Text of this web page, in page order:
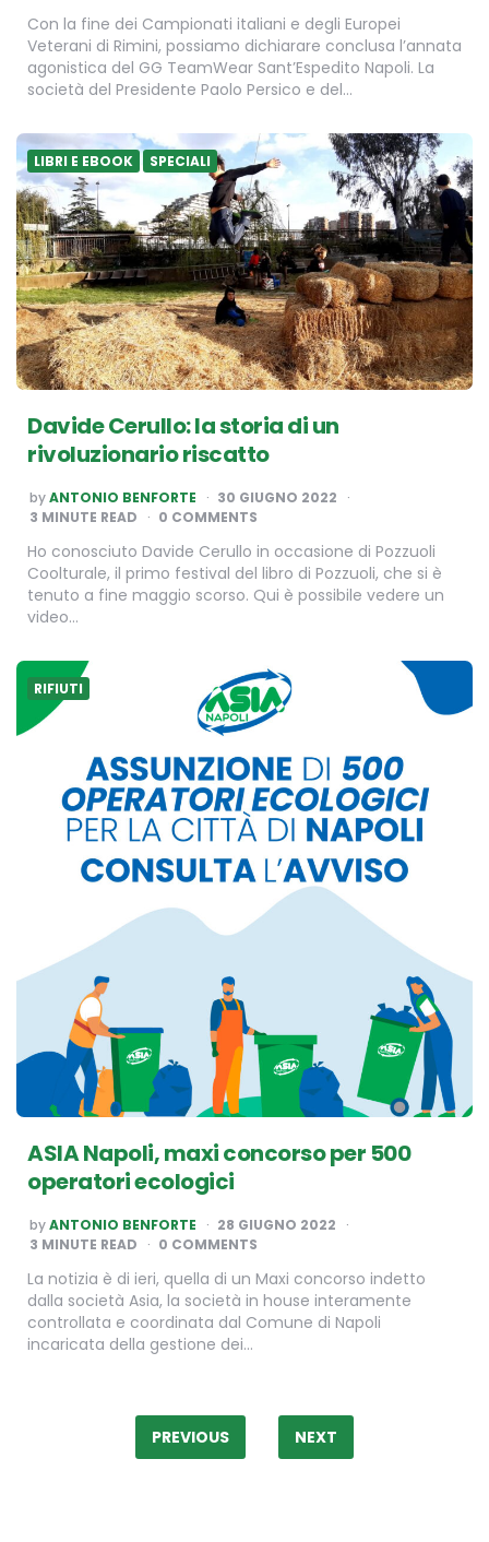
Con la fine dei Campionati italiani e degli Europei
Veterani di Rimini, possiamo dichiarare conclusa l’annata
agonistica del GG TeamWear Sant’Espedito Napoli. La
società del Presidente Paolo Persico e del…
LIBRI E EBOOK SPECIALI
Davide Cerullo: la storia di un
rivoluzionario riscatto
POSTED
BY
byANTONIO BENFORTE
30 GIUGNO 2022
3 MINUTE READ 0 COMMENTS
Ho conosciuto Davide Cerullo in occasione di Pozzuoli
Coolturale, il primo festival del libro di Pozzuoli, che si è
tenuto a fine maggio scorso. Qui è possibile vedere un
video…
RIFIUTI
ASIA Napoli, maxi concorso per 500
operatori ecologici
POSTED
BY
byANTONIO BENFORTE
28 GIUGNO 2022
3 MINUTE READ 0 COMMENTS
La notizia è di ieri, quella di un Maxi concorso indetto
dalla società Asia, la società in house interamente
controllata e coordinata dal Comune di Napoli
incaricata della gestione dei…
PREVIOUS NEXT